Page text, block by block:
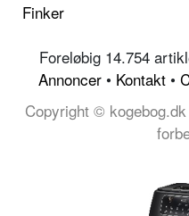
Finker
Foreløbig 14.754
Annoncer • Kontakt •
Copyright ©